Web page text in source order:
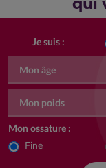
Je suis :
Mon âge
Mon poids
Mon ossature :
Fine